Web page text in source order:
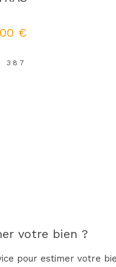
€
387
votre bien ?
pour estimer votre